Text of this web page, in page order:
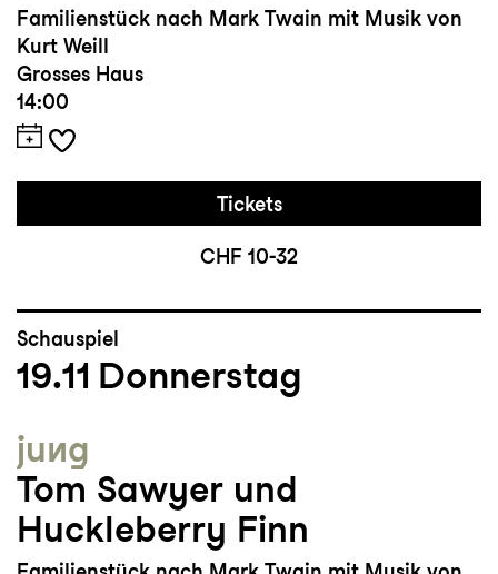
Familienstück nach Mark Twain mit Musik von
Kurt Weill
Grosses Haus
14:00
Tickets
CHF 10-32
Schauspiel
19.11 Donnerstag
jung
Tom Sawyer und
Huckleberry Finn